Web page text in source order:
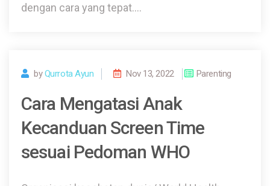
dengan cara yang tepat.…
byQurrota Ayun Nov 13, 2022 Parenting
Cara Mengatasi Anak
Kecanduan Screen Time
sesuai Pedoman WHO